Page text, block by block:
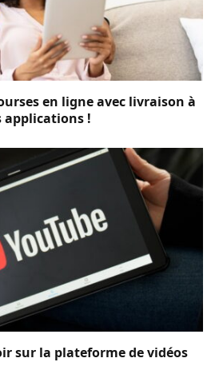
en ligne avec livraison à
applications !
sur la plateforme de vidéos